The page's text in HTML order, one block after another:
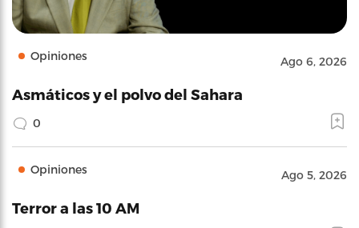
Opiniones Ago 6, 2026
Asmáticos y el polvo del Sahara
0
Opiniones Ago 5, 2026
Terror a las 10 AM